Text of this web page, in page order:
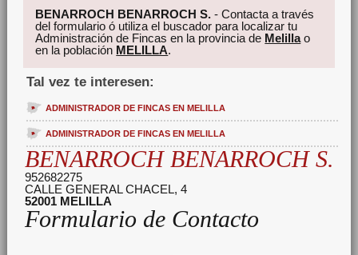
BENARROCH BENARROCH S. - Contacta a través
del formulario ó utiliza el buscador para localizar tu
Administración de Fincas en la provincia de Melillao
en la población MELILLA.
Tal vez te interesen:
ADMINISTRADOR DE FINCAS EN MELILLA
ADMINISTRADOR DE FINCAS EN MELILLA
BENARROCH BENARROCH S.
952682275
CALLE GENERAL CHACEL, 4
52001 MELILLA
Formulario de Contacto